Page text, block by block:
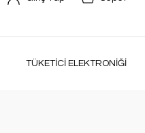
TÜKETİCİ ELEKTRONİĞİ